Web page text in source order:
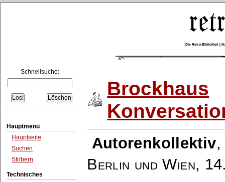
Die Retro-Bibliothek |
Schnellsuche:
Hauptmenü
Hauptseite
Suchen
Stöbern
Technisches
Brockhaus
Autorenkollektiv
Berlin und Wien,